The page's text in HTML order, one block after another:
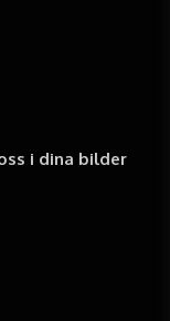
i dina bilder